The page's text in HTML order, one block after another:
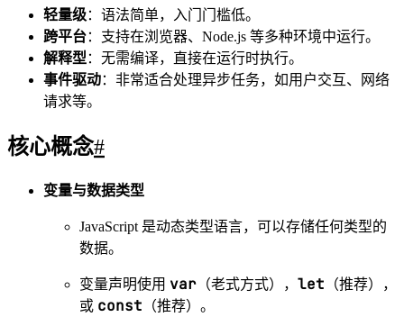
使用setTimeout和setInterval
行。
使用 Promise或async/await处理异步操
作。
1
2
le.com/data");
3
response.json
4
console.log(data);
5
};